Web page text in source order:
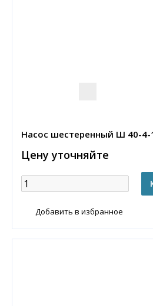
Насос шестеренный Ш 40-4-
Цену уточняйте
Добавить в избранное